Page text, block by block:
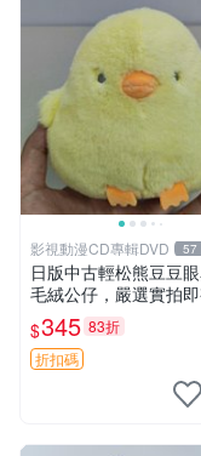
影視動漫CD專輯DVD 57
日版中古輕松熊豆豆
毛絨公仔，嚴選實拍
必買 公仔紙箱氣泡膜精
裝快速發貨 輕松熊 公
絨
$345 83折
折扣碼